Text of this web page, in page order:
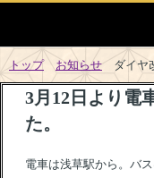
トップ お知らせ ダイヤ
3月12日より電
た。
電車は浅草駅から。バ